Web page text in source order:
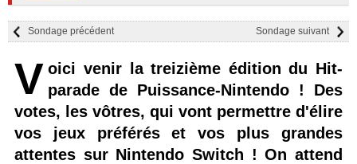
Sondage suivant
Sondage précédent
V oici venir la treizième édition du Hit-
parade de Puissance-Nintendo ! Des
votes, les vôtres, qui vont permettre d'élire
vos jeux préférés et vos plus grandes
attentes sur Nintendo Switch ! On attend